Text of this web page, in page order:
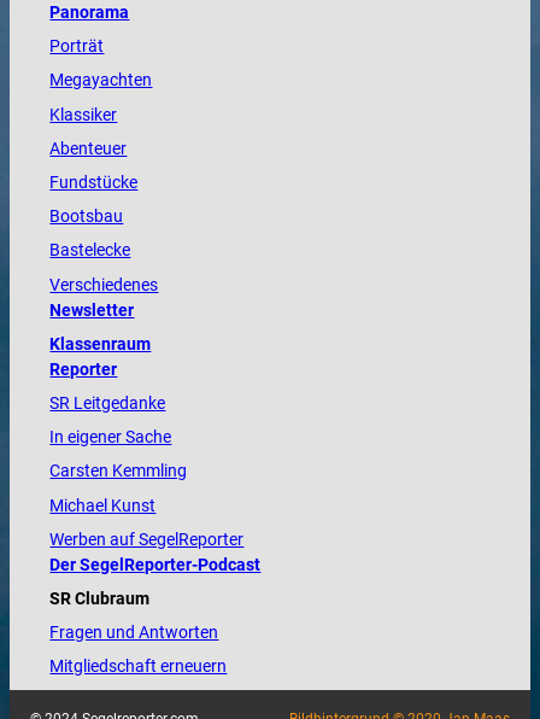
Panorama
Porträt
Megayachten
Klassiker
Abenteuer
Fundstücke
Bootsbau
Bastelecke
Verschiedenes
Newsletter
Klassenraum
Reporter
SR Leitgedanke
In eigener Sache
Carsten Kemmling
Michael Kunst
Werben auf SegelReporter
Der SegelReporter-Podcast
SR Clubraum
Fragen und Antworten
Mitgliedschaft erneuern